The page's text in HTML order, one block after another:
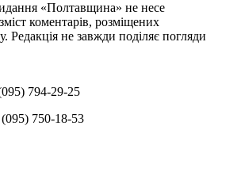
«Полтавщина» не несе
коментарів, розміщених
Редакція не завжди поділяє погляди
794-29-25
(095) 750-18-53